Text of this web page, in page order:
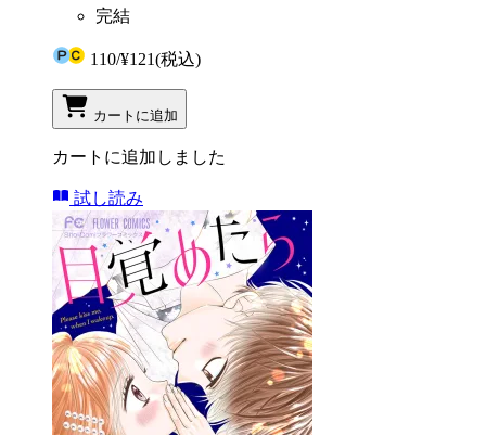
完結
110/¥121(税込)
カートに追加
カートに追加しました
試し読み